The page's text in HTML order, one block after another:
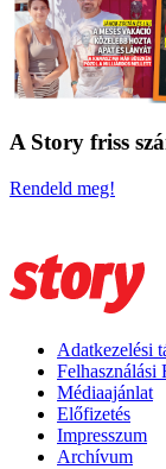
A Story friss
Rendeld meg!
Adatkezelési
Felhasználási
Médiaajánlat
Előfizetés
Impresszum
Archívum